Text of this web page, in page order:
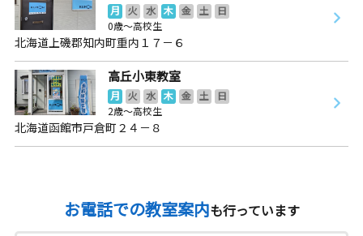
月 火 水 木 金 土
日
0歳～高校生
北海道上磯郡知内町重内１７－６
高丘小東教室
月 火 水 木 金 土
日
2歳～高校生
北海道函館市戸倉町２４－８
お電話での教室案内も行っています